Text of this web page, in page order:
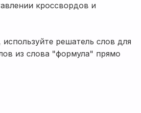
кроссвордов и
решатель слов для
из слова "формула" прямо